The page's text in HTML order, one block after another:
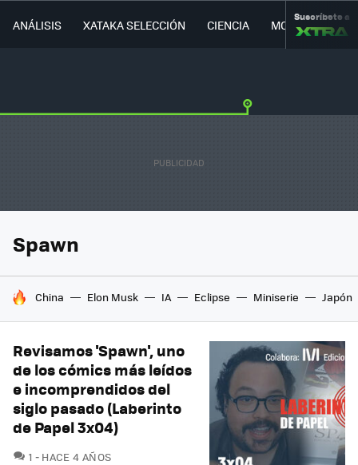
ANÁLISIS XATAKA SELECCIÓN CIENCIA MOVILIDAD
Suscríbete a
Spawn
HOY SE HABLA DE
China Elon Musk IA Eclipse Miniserie Japón
Revisamos 'Spawn', uno
de los cómics más leídos
e incomprendidos del
siglo pasado (Laberinto
de Papel 3x04)
1 COMENTARIOS
HACE 4 AÑOS